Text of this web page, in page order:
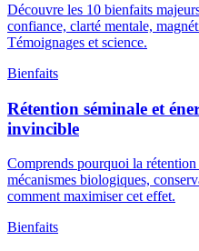
Découvre les 10 bienfaits
confiance, clarté mentale,
Témoignages et science.
Bienfaits
Rétention séminale et
invincible
Comprends pourquoi la
mécanismes biologiques,
comment maximiser cet effet.
Bienfaits